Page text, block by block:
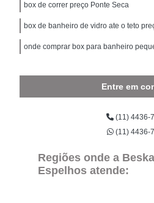
box de correr preço Ponte Seca
box de banheiro de vidro ate o teto
onde comprar box para banheiro
Entre em
(11) 4436-
(11) 4436-
Regiões onde a
Espelhos atende: